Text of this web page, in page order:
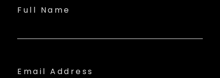
Full Name
Email Address